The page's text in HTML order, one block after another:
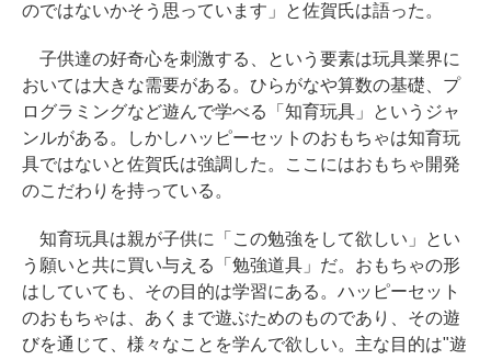
のではないかそう思っています」と佐賀氏は語った。
子供達の好奇心を刺激する、という要素は玩具業界に
おいては大きな需要がある。ひらがなや算数の基礎、プ
ログラミングなど遊んで学べる「知育玩具」というジャ
ンルがある。しかしハッピーセットのおもちゃは知育玩
具ではないと佐賀氏は強調した。ここにはおもちゃ開発
のこだわりを持っている。
知育玩具は親が子供に「この勉強をして欲しい」とい
う願いと共に買い与える「勉強道具」だ。おもちゃの形
はしていても、その目的は学習にある。ハッピーセット
のおもちゃは、あくまで遊ぶためのものであり、その遊
びを通じて、様々なことを学んで欲しい。主な目的は"遊